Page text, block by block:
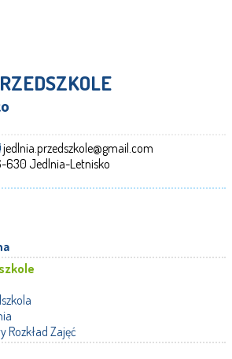
jedlnia.przedszkole@gmail.com
630 Jedlnia-Letnisko
Rozkład Zajęć